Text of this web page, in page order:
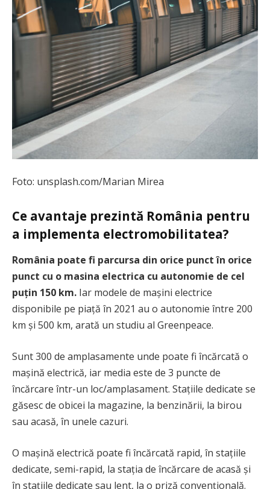
Foto: unsplash.com/Marian Mirea
Ce avantaje prezintă România pentru
a implementa electromobilitatea?
România poate fi parcursa din orice punct în orice
punct cu o masina electrica cu autonomie de cel
puțin 150 km. Iar modele de mașini electrice
disponibile pe piață în 2021 au o autonomie între 200
km și 500 km, arată un studiu al Greenpeace.
Sunt 300 de amplasamente unde poate fi încărcată o
mașină electrică, iar media este de 3 puncte de
încărcare într-un loc/amplasament. Stațiile dedicate se
găsesc de obicei la magazine, la benzinării, la birou
sau acasă, în unele cazuri.
O mașină electrică poate fi încărcată rapid, în stațiile
dedicate, semi-rapid, la stația de încărcare de acasă și
în stațiile dedicate sau lent, la o priză convențională.